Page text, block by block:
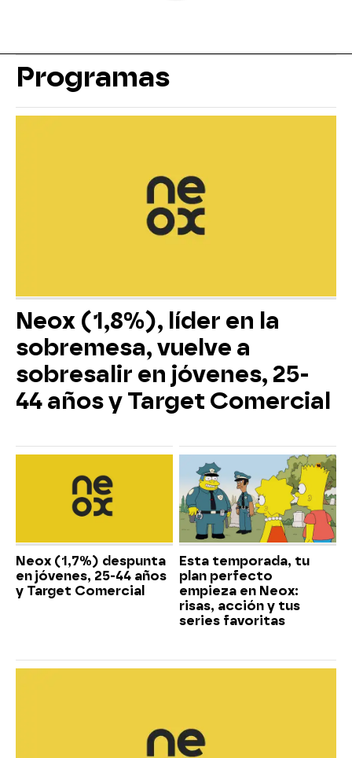
Programas
Neox (1,8%), líder en la
sobremesa, vuelve a
sobresalir en jóvenes, 25-
44 años y Target Comercial
Neox (1,7%) despunta
en jóvenes, 25-44 años
y Target Comercial
Esta temporada, tu
plan perfecto
empieza en Neox:
risas, acción y tus
series favoritas